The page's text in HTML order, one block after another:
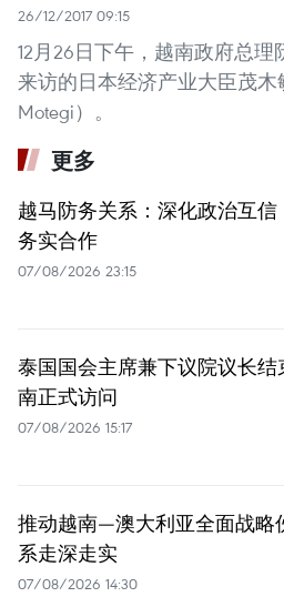
26/12/2017 09:15
12月26日下午，越南政府总
来访的日本经济产业大臣茂木
Motegi）。
更多
越马防务关系：深化政治互信
务实合作
07/08/2026 23:15
泰国国会主席兼下议院议长结
南正式访问
07/08/2026 15:17
推动越南—澳大利亚全面战略
系走深走实
07/08/2026 14:30